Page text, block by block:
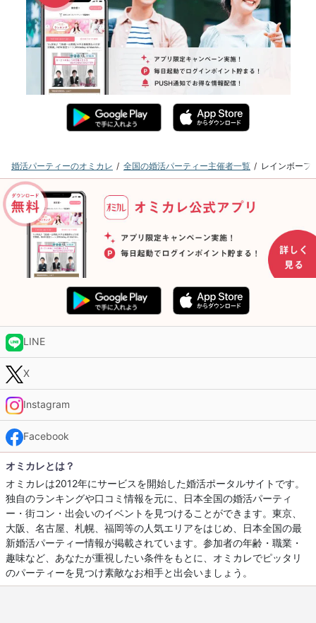
婚活パーティーのオミカレ 全国の婚活パーティー主催者一覧 レインボーフ
LINE
X
Instagram
Facebook
オミカレとは？
オミカレは2012年にサービスを開始した婚活ポータルサイトです。
独自のランキングや口コミ情報を元に、日本全国の婚活パーティ
ー・街コン・出会いのイベントを見つけることができます。東京、
大阪、名古屋、札幌、福岡等の人気エリアをはじめ、日本全国の最
新婚活パーティー情報が掲載されています。参加者の年齢・職業・
趣味など、あなたが重視したい条件をもとに、オミカレでピッタリ
のパーティーを見つけ素敵なお相手と出会いましょう。